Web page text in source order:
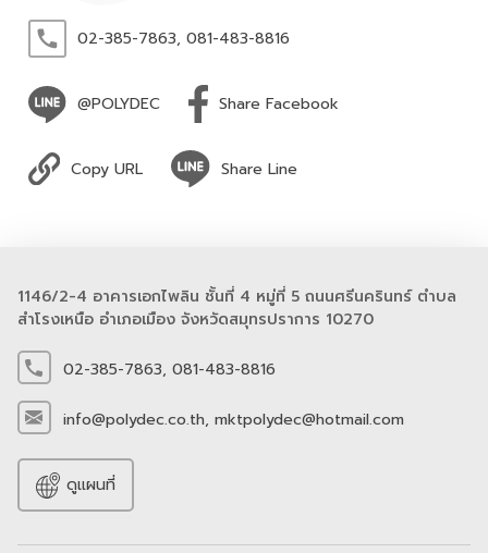
02-385-7863, 081-483-8816
@POLYDEC Share Facebook
Copy URL Share Line
1146/2-4 อาคารเอกไพลิน ชั้นที่ 4 หมู่ที่ 5 ถนนศรีนครินทร์ ตำบล
สำโรงเหนือ อำเภอเมือง จังหวัดสมุทรปราการ 10270
02-385-7863, 081-483-8816
info@polydec.co.th, mktpolydec@hotmail.com
ดูแผนที่